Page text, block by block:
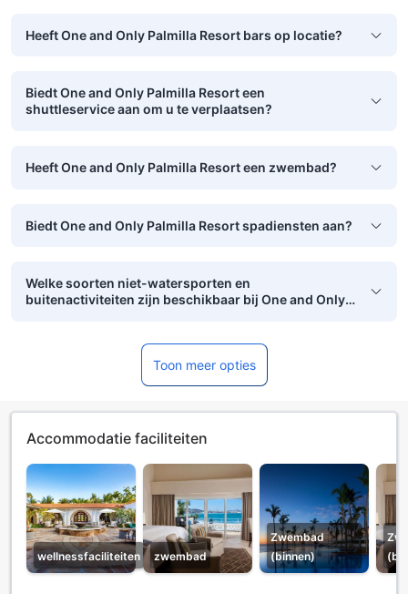
Heeft One and Only Palmilla Resort bars op locatie?
Biedt One and Only Palmilla Resort een
shuttleservice aan om u te verplaatsen?
Heeft One and Only Palmilla Resort een zwembad?
Biedt One and Only Palmilla Resort spadiensten aan?
Welke soorten niet-watersporten en
buitenactiviteiten zijn beschikbaar bij One and Only
Toon meer opties
Accommodatie faciliteiten
wellnessfaciliteiten zwembad
Zwembad
(binnen)